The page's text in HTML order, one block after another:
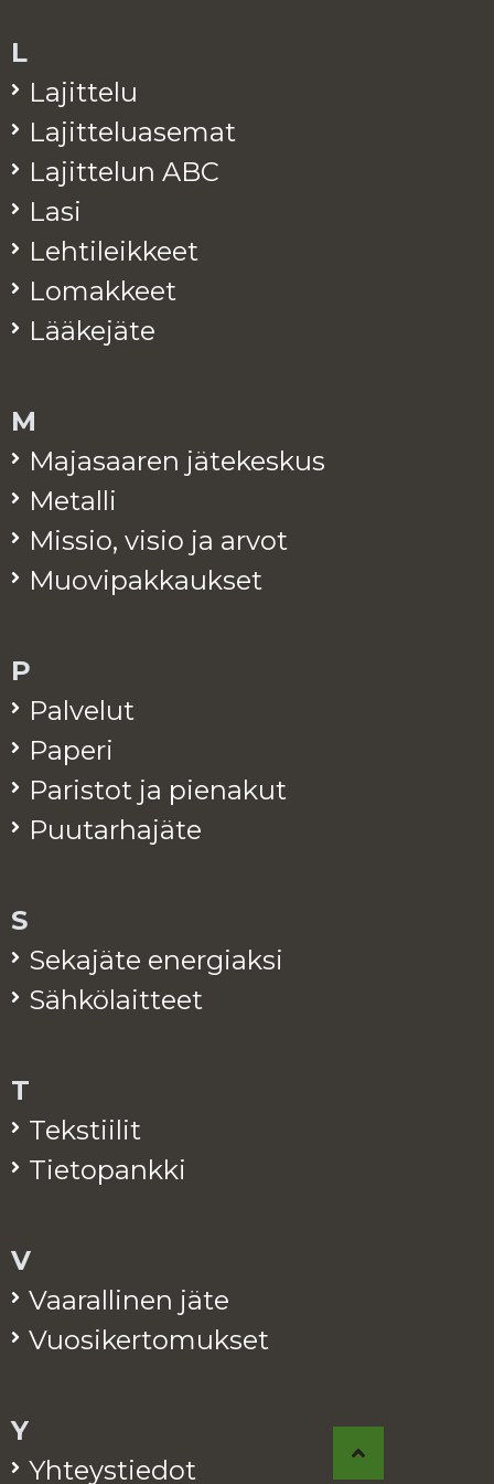
L
La­jit­te­lu
La­jit­te­lua­se­mat
La­jit­te­lun ABC
Lasi
Leh­ti­leik­keet
Lo­mak­keet
Lää­ke­jä­te
M
Ma­ja­saa­ren jä­te­kes­kus
Me­tal­li
Mis­sio, visio ja arvot
Muo­vi­pak­kauk­set
P
Pal­ve­lut
Pa­pe­ri
Pa­ris­tot ja pie­na­kut
Puu­tar­ha­jä­te
S
Se­ka­jä­te ener­giak­si
Säh­kö­lait­teet
T
Teks­tii­lit
Tie­to­pank­ki
V
Vaa­ral­li­nen jäte
Vuo­si­ker­to­muk­set
Y
Yh­teys­tie­dot